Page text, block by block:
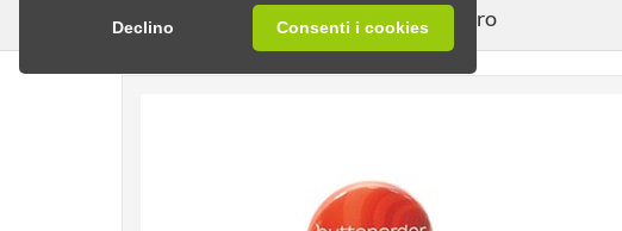
Declino Consenti i cookies
Spille Spille magnetiche per il frigorifero